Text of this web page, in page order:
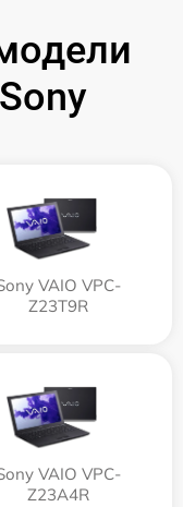
VAIO VPC-
Z23T9R
VAIO VPC-
Z23A4R